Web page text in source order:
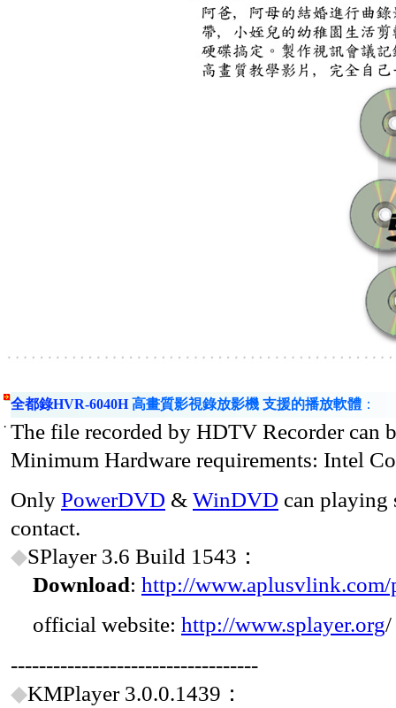
全都錄HVR-6040H高畫質影視錄放影機 支援的播放軟體 ：
‧ The file recorded by HDTV Recorder can
Minimum Hardware requirements: Intel
Only PowerDVD & WinDVD can playing
contact.
◆SPlayer 3.6 Build 1543：
Download: http://www.aplusvlink.com/
official website: http://www.splayer.org/
-----------------------------------
◆KMPlayer 3.0.0.1439：